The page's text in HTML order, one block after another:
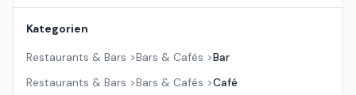
Kategorien
Restaurants & Bars >Bars & Cafés >Bar
Restaurants & Bars >Bars & Cafés >Café